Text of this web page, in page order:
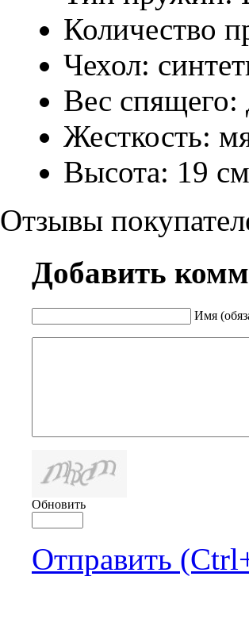
Количество
Чехол:
Вес спящего:
Жесткость:
Высота: 19 см
Отзывы
Добавить
Имя
Обновить
Отправить